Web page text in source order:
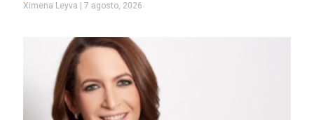
Ximena Leyva 7 agosto, 2026